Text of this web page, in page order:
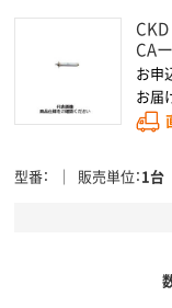
CA
お申
お届
型番 販売単位 1台